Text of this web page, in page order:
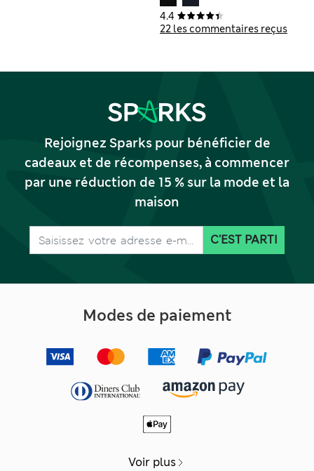
4.4
22 les commentaires reçus
cintrée en tissu
extensible
Rejoignez Sparks pour bénéficier de
cadeaux et de récompenses, à commencer
par une réduction de 15 % sur la mode et la
maison
C'EST PARTI
Modes de paiement
Voir plus